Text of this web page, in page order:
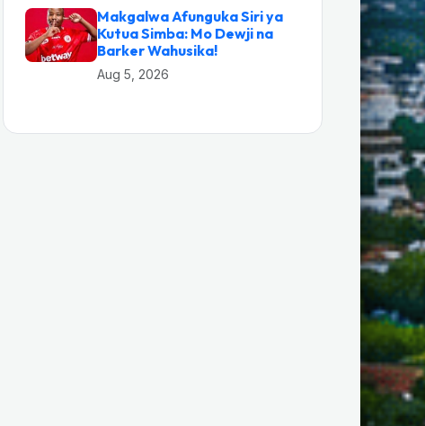
Makgalwa Afunguka Siri ya
Kutua Simba: Mo Dewji na
Barker Wahusika!
Aug 5, 2026